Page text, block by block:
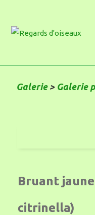
Galerie> Galerie
Bruant
citrinella)